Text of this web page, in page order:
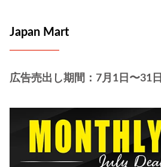
Japan Mart
広告売出し期間：7月1日〜31日